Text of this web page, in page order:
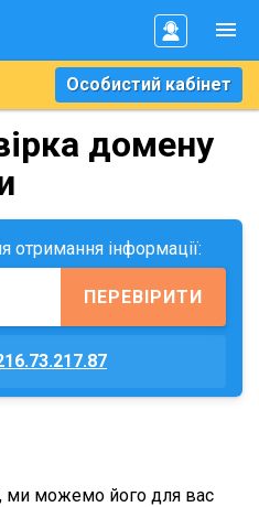
Особистий кабінет
домену
отримання інформації:
ПЕРЕВІРИТИ
ми можемо його для вас